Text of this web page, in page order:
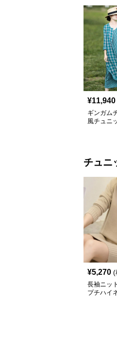
¥11,940
ギンガム
風チュニ
チュニ
¥5,270 (
長袖ニッ
プチハイ